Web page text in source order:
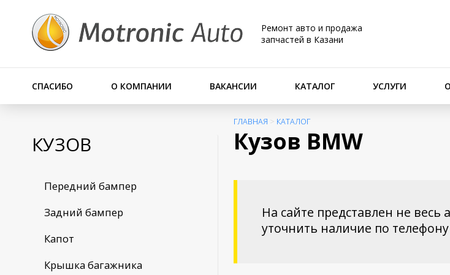
Ремонт авто и продажа
запчастей в Казани
СПАСИБО О КОМПАНИИ ВАКАНСИИ КАТАЛОГ УСЛУГИ
КУЗОВ
Передний бампер
Задний бампер
Капот
Крышка багажника
ГЛАВНАЯ > КАТАЛОГ
Кузов BMW
На сайте представлен не
уточнить наличие по телефону